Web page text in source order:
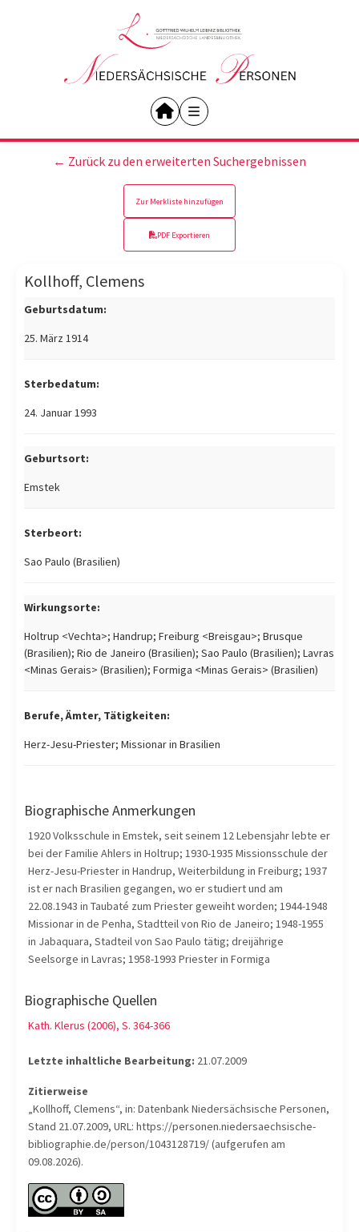
← Zurück zu den erweiterten Suchergebnissen
Zur Merkliste hinzufügen
PDF Exportieren
Kollhoff, Clemens
Geburtsdatum:
25. März 1914
Sterbedatum:
24. Januar 1993
Geburtsort:
Emstek
Sterbeort:
Sao Paulo (Brasilien)
Wirkungsorte:
Holtrup <Vechta>; Handrup; Freiburg <Breisgau>; Brusque
(Brasilien); Rio de Janeiro (Brasilien); Sao Paulo (Brasilien); Lavras
<Minas Gerais> (Brasilien); Formiga <Minas Gerais> (Brasilien)
Berufe, Ämter, Tätigkeiten:
Herz-Jesu-Priester; Missionar in Brasilien
Biographische Anmerkungen
1920 Volksschule in Emstek, seit seinem 12 Lebensjahr lebte er
bei der Familie Ahlers in Holtrup; 1930-1935 Missionsschule der
Herz-Jesu-Priester in Handrup, Weiterbildung in Freiburg; 1937
ist er nach Brasilien gegangen, wo er studiert und am
22.08.1943 in Taubaté zum Priester geweiht worden; 1944-1948
Missionar in de Penha, Stadtteil von Rio de Janeiro; 1948-1955
in Jabaquara, Stadteil von Sao Paulo tätig; dreijährige
Seelsorge in Lavras; 1958-1993 Priester in Formiga
Biographische Quellen
Kath. Klerus (2006), S. 364-366
Letzte inhaltliche Bearbeitung: 21.07.2009
Zitierweise
„Kollhoff, Clemens“, in: Datenbank Niedersächsische Personen,
Stand 21.07.2009, URL: https://personen.niedersaechsische-
bibliographie.de/person/1043128719/ (aufgerufen am
09.08.2026).